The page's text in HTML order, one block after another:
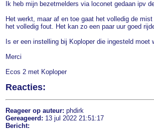
Ik heb mijn bezetmelders via loconet gedaan ipv
Het werkt, maar af en toe gaat het volledig de
het volledig fout. Het kan zo een paar uur goed
Is er een instelling bij Koploper die ingesteld
Merci
Ecos 2 met Koploper
Reacties:
Reageer op auteur: phdirk
Gereageerd: 13 jul 2022 21:51:17
Bericht: